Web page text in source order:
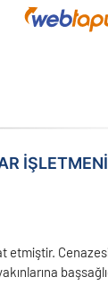
etmiştir.